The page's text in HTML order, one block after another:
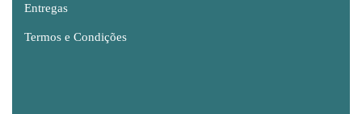
Entregas
Termos e Condições